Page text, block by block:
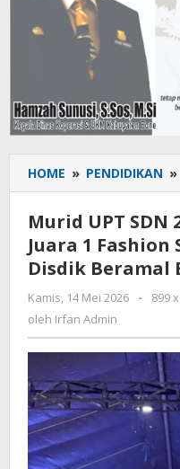
HOME » PENDIDIKAN »
Murid UPT SDN
Juara 1 Fashion
Disdik Beramal
Kamis, 14 Mei 2026
oleh
-
899
oleh Irfan Admin